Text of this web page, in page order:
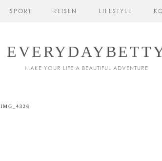
MAKE YOUR LIFE A BEAUTIFUL ADVENTURE
SPORT REISEN LIFESTYLE
IMG_4326